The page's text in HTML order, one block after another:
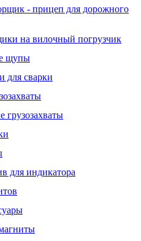
- прицеп для дорожного
на вилочный погрузчик
щупы
для сварки
грузозахваты
для индикатора